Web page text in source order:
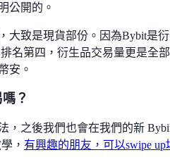
公開的。
大致是現貨部份。因為Bybit是
名第四，衍生品交易量更是全
安。
？
，之後我們也會在我們的新
， 有興趣的朋友，可以swipe up